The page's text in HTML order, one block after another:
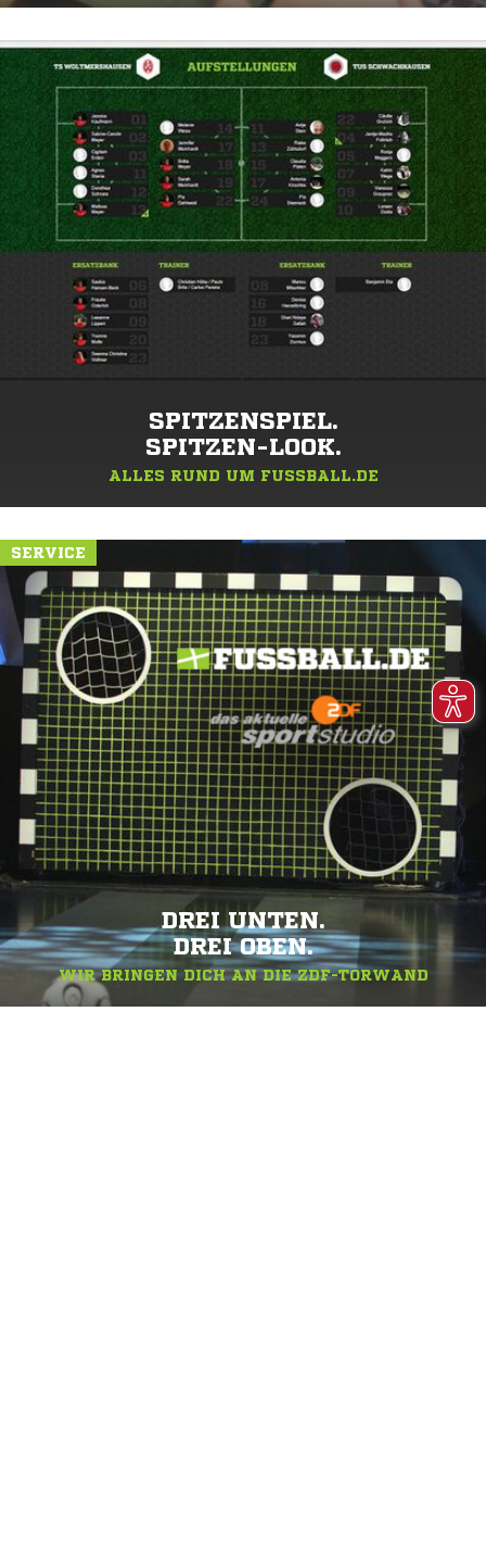
SPITZENSPIEL.
SPITZEN-LOOK.
ALLES RUND UM FUSSBALL.DE
SERVICE
DREI UNTEN.
DREI OBEN.
WIR BRINGEN DICH AN DIE ZDF-TORWAND